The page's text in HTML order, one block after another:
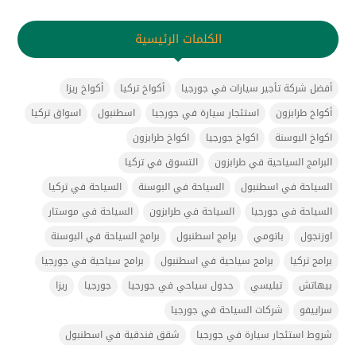
الكلمات الرئيسية
أفضل شركة تأجير سيارات في جورجيا أكواخ تركيا
أكواخ ريزا
أكواخ طرابزون
استئجار سيارة في جورجيا اسطنبول
اسواق تركيا
اكواخ البوسنة
اكواخ جورجيا
اكواخ طرابزون
البرامج السياحية في طرابزون
التسوق في تركيا
السياحة في اسطنبول
السياحة في البوسنة
السياحة في تركيا
السياحة في جورجيا
السياحة في طرابزون
السياحة في موستار
اوزنجول
باتومي برامج اسطنبول
برامج السياحة في البوسنة
برامج تركيا
برامج سياحية في اسطنبول
برامج سياحية في جورجيا
بيهاتش
تبليسي جدول سياحي في جورجيا جورجيا
ريزا
سراييفو
شركات السياحة في جورجيا
شروط استئجار سيارة في جورجيا
شقق فندقية في اسطنبول